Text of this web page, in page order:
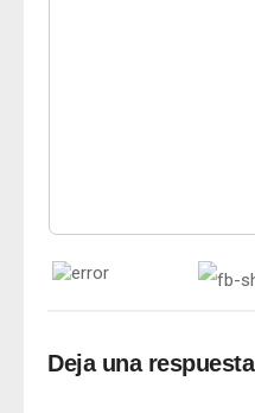
Deja una respuesta